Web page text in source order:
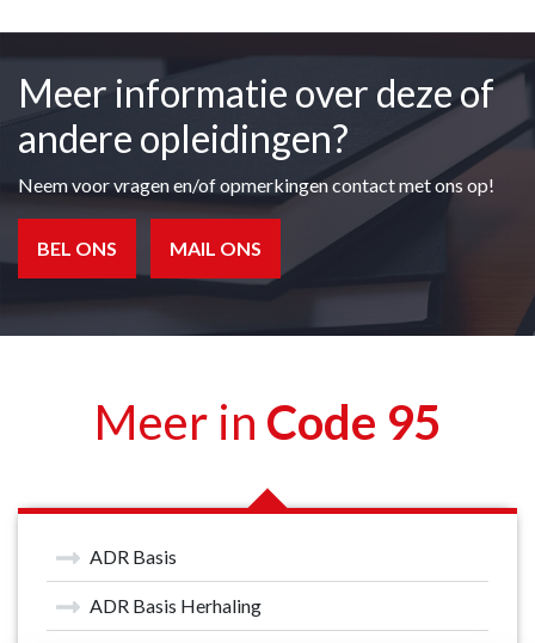
Meer informatie over deze of
andere opleidingen?
Neem voor vragen en/of opmerkingen contact met ons op!
BEL ONS MAIL ONS
Meer in Code 95
ADR Basis
ADR Basis Herhaling